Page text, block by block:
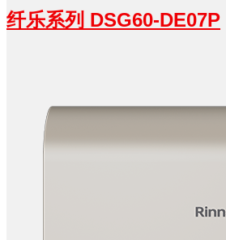
纤乐系列 DSG60-DE07P